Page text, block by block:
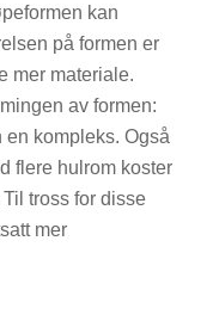
kan
på formen er
mer materiale.
av formen:
kompleks. Også
flere hulrom koster
tross for disse
mer